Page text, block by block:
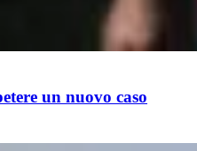
un nuovo caso